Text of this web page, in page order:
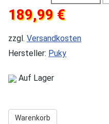
189,99 €
zzgl. Versandkosten
Hersteller: Puky
Auf Lager
Warenkorb